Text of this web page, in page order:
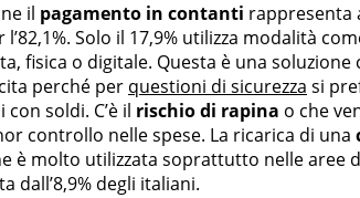
il pagamento in contanti rappresenta
Solo il 17,9% utilizza modalità
fisica o digitale. Questa è una soluzione
perché per questioni di sicurezza si
soldi. C’è il rischio di rapina o che
controllo nelle spese. La ricarica di una
è molto utilizzata soprattutto nelle aree
dall’8,9% degli italiani.